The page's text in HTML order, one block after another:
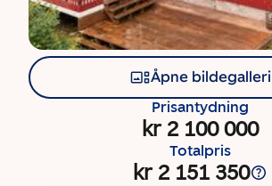
Åpne bildegalleri
Prisantydning
kr 2 100 000
Totalpris
kr 2 151 350